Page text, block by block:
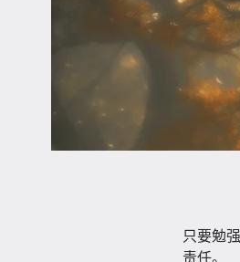
只要勉
责任。